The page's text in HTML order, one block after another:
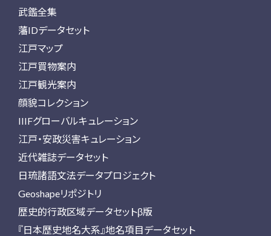
武鑑全集
藩IDデータセット
江戸マップ
江戸買物案内
江戸観光案内
顔貌コレクション
IIIFグローバルキュレーション
江戸・安政災害キュレーション
近代雑誌データセット
日琉諸語文法データプロジェクト
Geoshapeリポジトリ
歴史的行政区域データセットβ版
『日本歴史地名大系』地名項目データセット